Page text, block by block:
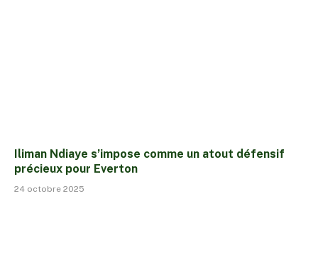
Iliman Ndiaye s’impose comme un atout défensif
précieux pour Everton
24 octobre 2025